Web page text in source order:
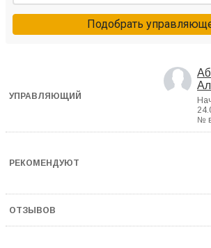
Подобрать
№